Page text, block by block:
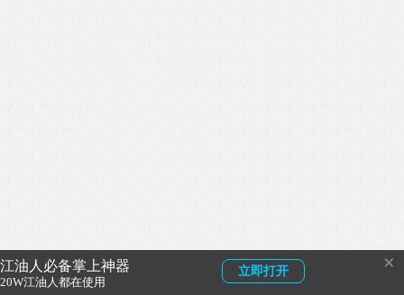
江油人必备掌上神器
20W江油人都在使用
立即打开 ×